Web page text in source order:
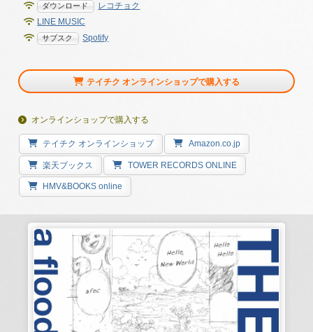
レコチョク
LINE MUSIC
Spotify
テイチク オンラインショップで購入する
オンラインショップで購入する
テイチク オンラインショップ Amazon.co.jp
楽天ブックス TOWER RECORDS ONLINE
HMV&BOOKS online